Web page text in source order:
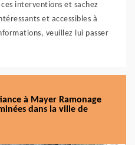
interventions et sachez
et accessibles à
veuillez lui passer
à Mayer Ramonage
dans la ville de